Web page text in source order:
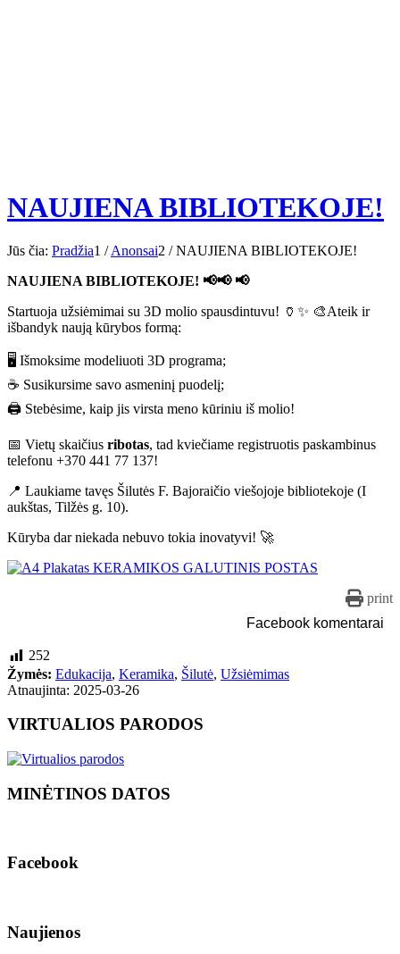
NAUJIENA BIBLIOTEKOJE!
Jūs čia: Pradžia1 / Anonsai2 / NAUJIENA BIBLIOTEKOJE!
NAUJIENA BIBLIOTEKOJE! 📢📢 📢
Startuoja užsiėmimai su 3D molio spausdintuvu! 🏺✨ 🎨Ateik ir
išbandyk naują kūrybos formą:
🖥️ Išmoksime modeliuoti 3D programa;
☕ Susikursime savo asmeninį puodelį;
🖨️ Stebėsime, kaip jis virsta meno kūriniu iš molio!
📅 Vietų skaičius ribotas, tad kviečiame registruotis paskambinus
telefonu +370 441 77 137!
📍 Laukiame tavęs Šilutės F. Bajoraičio viešojoje bibliotekoje (I
aukštas, Tilžės g. 10).
Kūryba dar niekada nebuvo tokia inovatyvi! 🚀
print
Facebook komentarai
252
Žymės: Edukacija, Keramika, Šilutė, Užsiėmimas
Atnaujinta: 2025-03-26
VIRTUALIOS PARODOS
MINĖTINOS DATOS
Facebook
Naujienos